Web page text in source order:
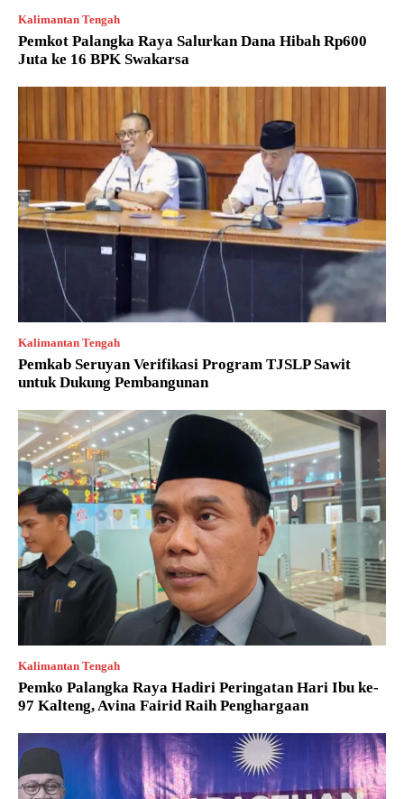
Kalimantan Tengah
Pemkot Palangka Raya Salurkan Dana Hibah Rp600
Juta ke 16 BPK Swakarsa
Kalimantan Tengah
Pemkab Seruyan Verifikasi Program TJSLP Sawit
untuk Dukung Pembangunan
Kalimantan Tengah
Pemko Palangka Raya Hadiri Peringatan Hari Ibu ke-
97 Kalteng, Avina Fairid Raih Penghargaan